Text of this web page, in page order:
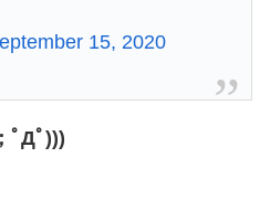
15, 2020
ﾟДﾟ)))